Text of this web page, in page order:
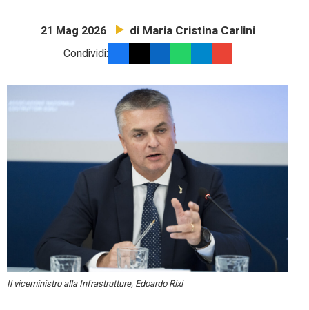
21 Mag 2026 di Maria Cristina Carlini
Condividi:
Il viceministro alla Infrastrutture, Edoardo Rixi